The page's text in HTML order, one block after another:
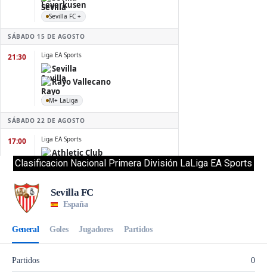
Clasificacion Nacional Primera División LaLiga EA Sports